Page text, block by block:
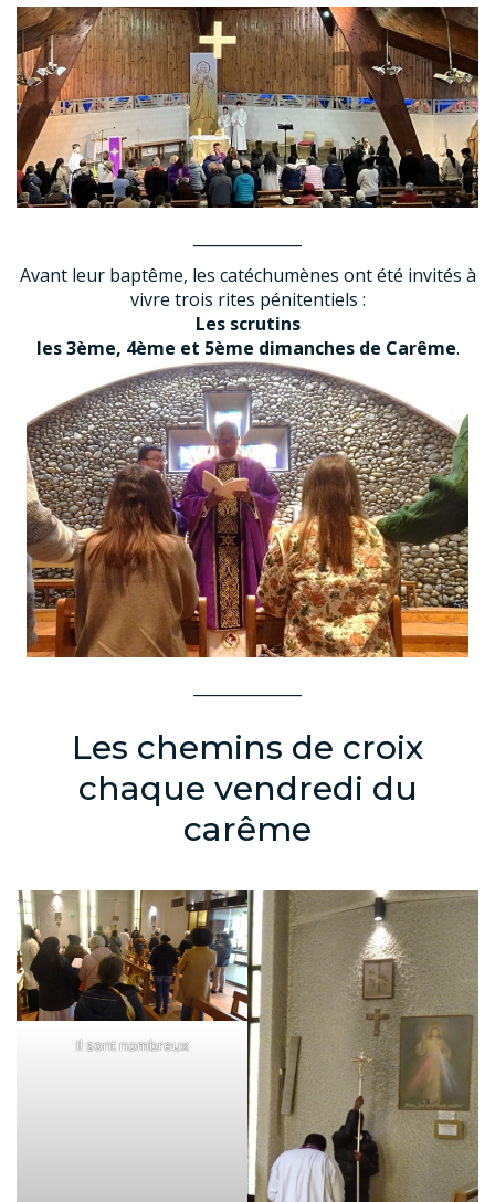
Avant leur baptême, les catéchumènes ont été invités à
vivre trois rites pénitentiels :
Les scrutins
les 3ème, 4ème et 5ème dimanches de Carême.
Les chemins de croix
chaque vendredi du
carême
Il sont nombreux